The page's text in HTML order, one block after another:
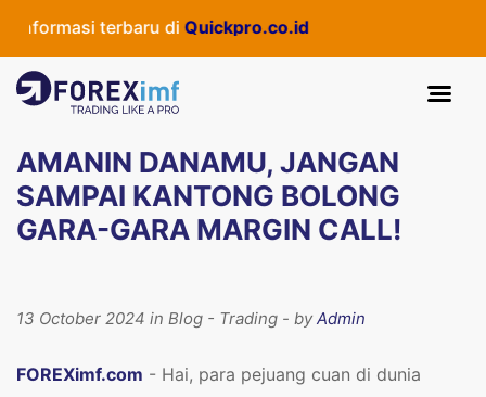
terbaru diQuickpro.co.id
AMANIN DANAMU, JANGAN
SAMPAI KANTONG BOLONG
GARA-GARA MARGIN CALL!
13 October 2024 in Blog - Trading - byAdmin
FOREXimf.com - Hai, para pejuang cuan di dunia